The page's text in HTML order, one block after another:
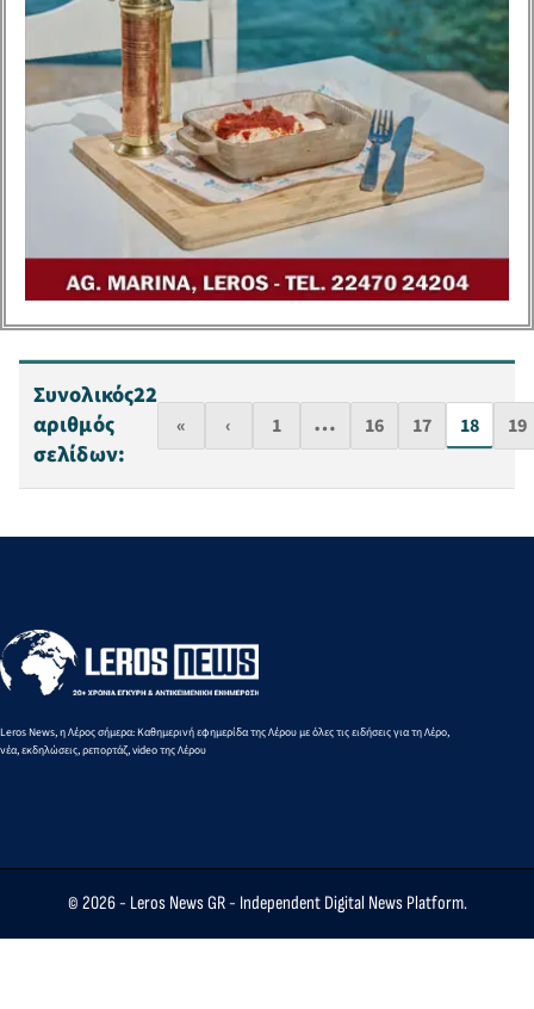
Συνολικός
αριθμός
σελίδων:
22
« ‹ 1 … 16 17 18 19
Leros News, η Λέρος σήμερα: Καθημερινή εφημερίδα της Λέρου με όλες τις ειδήσεις για τη Λέρο,
νέα, εκδηλώσεις, ρεπορτάζ, video της Λέρου
© 2026 - Leros News GR- Independent Digital News Platform.